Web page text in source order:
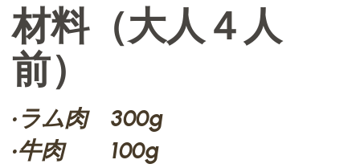
材料（大人４人
前）
•ラム肉 300g
•牛肉 100g